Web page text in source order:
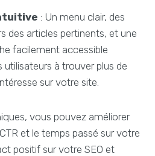
: Un menu clair, des
des articles pertinents, et une
facilement accessible
utilisateurs à trouver plus de
sur votre site.
vous pouvez améliorer
et le temps passé sur votre
positif sur votre SEO et